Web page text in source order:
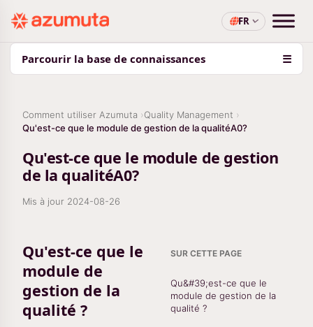
FR
Parcourir la base de connaissances ☰
Comment utiliser Azumuta
Quality Management
Qu'est-ce que le module de gestion de la qualitéA0?
Qu'est-ce que le module de gestion
de la qualitéA0?
Mis à jour 2024-08-26
Qu'est-ce que le
module de
gestion de la
qualité ?
SUR CETTE PAGE
Qu&#39;est-ce que le
module de gestion de la
qualité ?